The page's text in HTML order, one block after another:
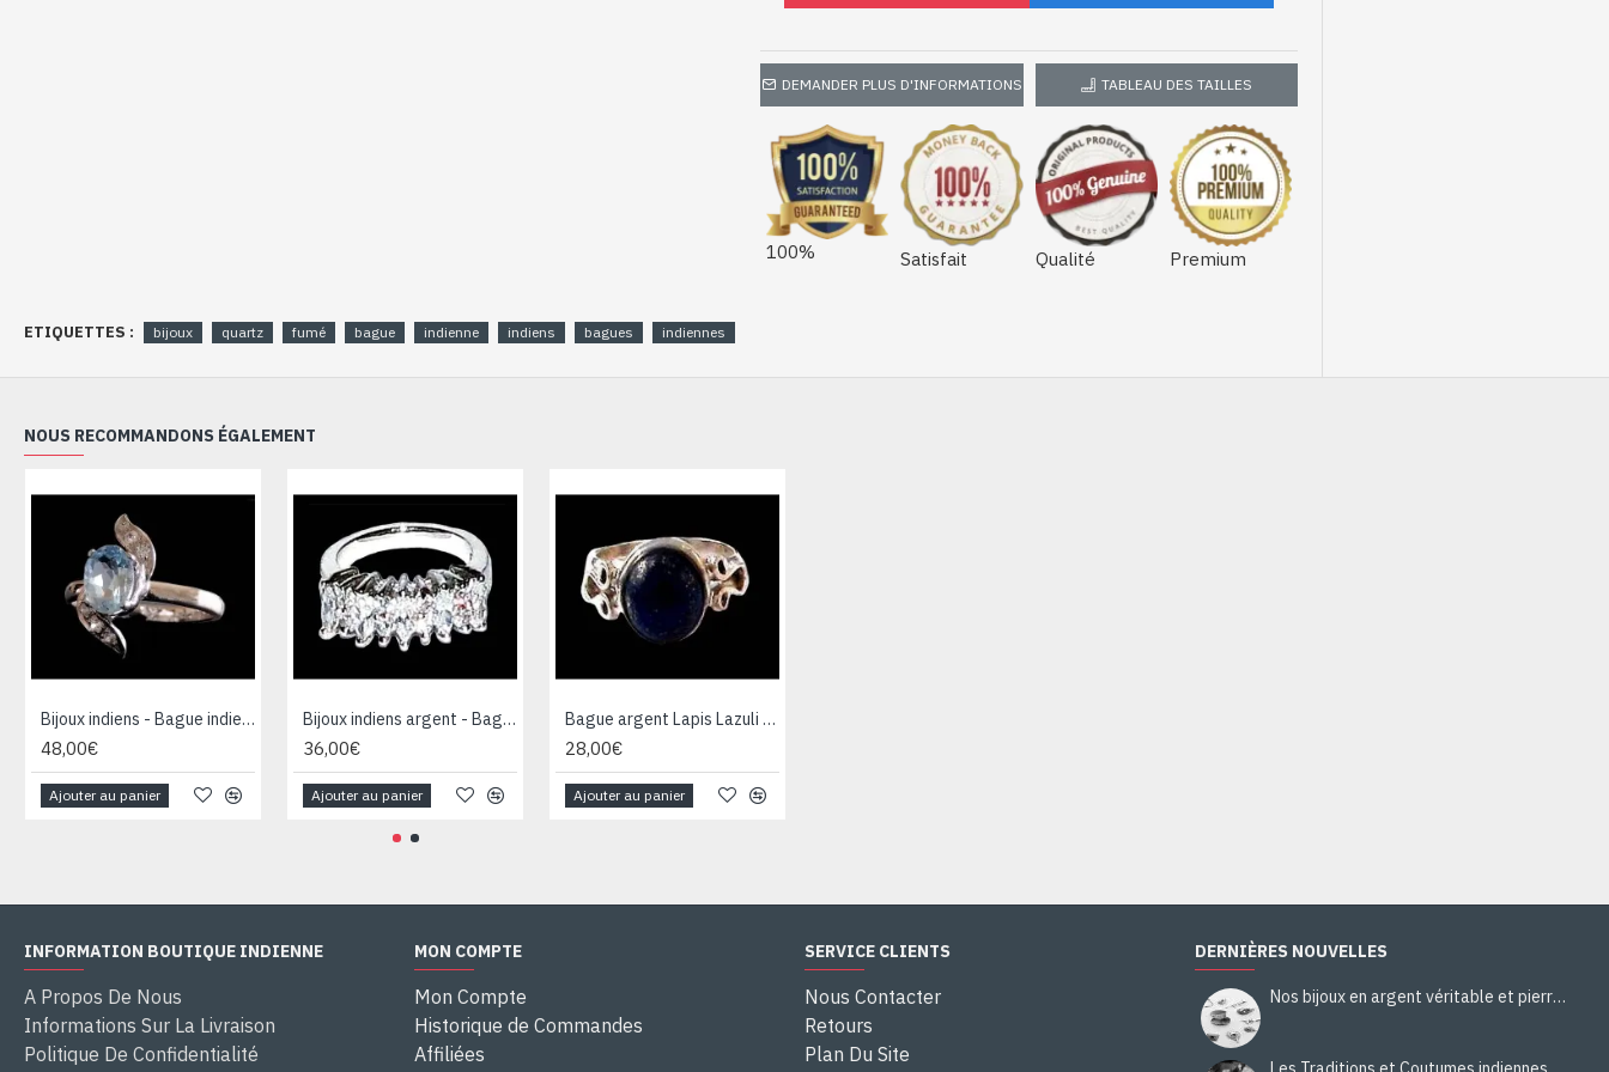
DEMANDER PLUS D'INFORMATIONS TABLEAU DES TAILLES
100% Satisfait Qualité Premium
ETIQUETTES : bijoux quartz fumé bague indienne indiens bagues indiennes
NOUS RECOMMANDONS ÉGALEMENT
Bijoux indiens - Bague indienne rhodiée Topaze
48,00€
Ajouter au panier
Bijoux indiens argent - Bague indienne oxyde de Zirconium
36,00€
Ajouter au panier
Bague argent Lapis Lazuli - Bijoux Inde - Bijoux indiens
28,00€
Ajouter au panier
INFORMATION BOUTIQUE INDIENNE
A Propos De Nous
Informations Sur La Livraison
Politique De Confidentialité
MON COMPTE
Mon Compte
Historique de Commandes
Affiliées
SERVICE CLIENTS
Nous Contacter
Retours
Plan Du Site
DERNIÈRES NOUVELLES
Nos bijoux en argent véritable et pierres naturelles